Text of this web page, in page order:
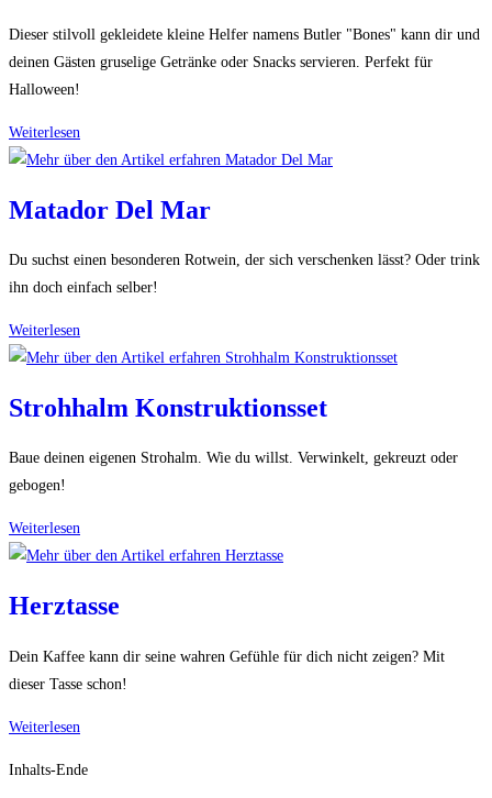
Dieser stilvoll gekleidete kleine Helfer namens Butler "Bones" kann dir und
deinen Gästen gruselige Getränke oder Snacks servieren. Perfekt für
Halloween!
Weiterlesen
„Bones“
Matador Del Mar
Du suchst einen besonderen Rotwein, der sich verschenken lässt? Oder trink
ihn doch einfach selber!
Weiterlesen
Del
Strohhalm Konstruktionsset
Baue deinen eigenen Strohalm. Wie du willst. Verwinkelt, gekreuzt oder
gebogen!
Weiterlesen
Konstruktionsset
Herztasse
Dein Kaffee kann dir seine wahren Gefühle für dich nicht zeigen? Mit
dieser Tasse schon!
Weiterlesen
Inhalts-Ende